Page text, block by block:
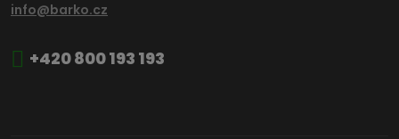
info@barko.cz
+420 800 193 193